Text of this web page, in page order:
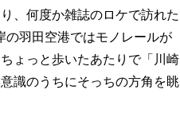
、何度か雑誌のロケで訪れた
の羽田空港ではモノレールが
ょっと歩いたあたりで「川崎
識のうちにそっちの方角を眺